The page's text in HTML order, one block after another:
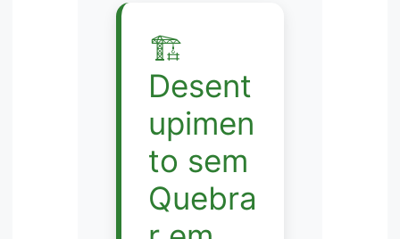
🏗️
Desent
upimen
to sem
Quebra